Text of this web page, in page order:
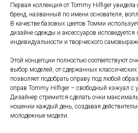
Первая коллекция от Tommy Hilfiger увидела
бренд, названный по имени основателя,
В качестве базовых цветов Томми
дизайне одежды и аксессуаров
индивидуальности и творческого
Этой концепции полностью соответствуют
выбор моделей, от сдержанных
позволяет подобрать оправу под любой
оправ Tommy Hilfiger – свободный кэжуал с
Дизайнер стремится сделать очки
ношении каждый день, создавая
молодежные модели.